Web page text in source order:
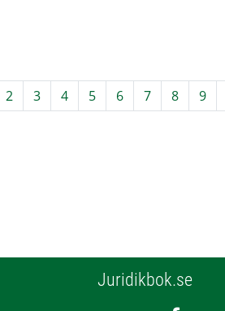
2 3 4 5 6 7 8 9
Juridikbok.se